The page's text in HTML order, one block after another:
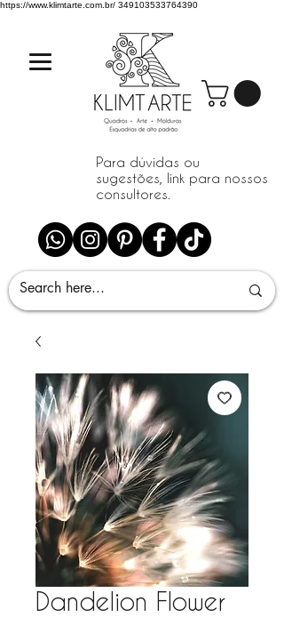
https://www.klimtarte.com.br/ 349103533764390
Para dúvidas ou
sugestões, link para nossos
consultores.
Dandelion Flower